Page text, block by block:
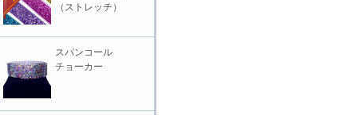
（ストレッチ）
スパンコール
チョーカー